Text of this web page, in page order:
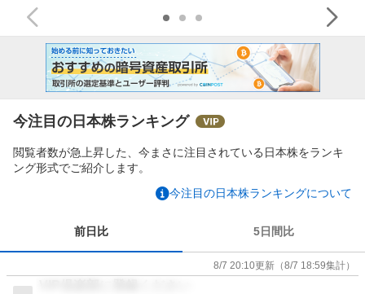
今注目の日本株ランキング
閲覧者数が急上昇した、今まさに注目されている日本株をランキ
ング形式でご紹介します。
今注目の日本株ランキングについて
前日比 5日間比
8/7 20:10更新 （8/7 18:59集計）